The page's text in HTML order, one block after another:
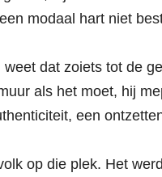
modaal hart niet
dat zoiets tot de
als het moet, hij
een
op die plek. Het